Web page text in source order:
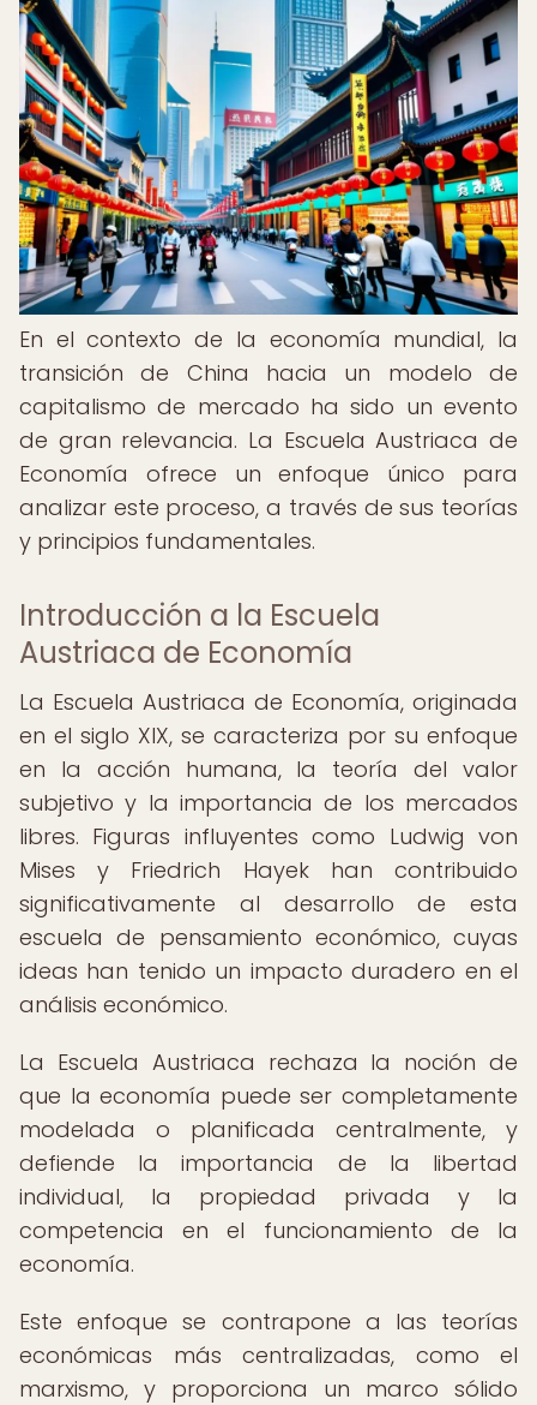
En el contexto de la economía mundial, la
transición de China hacia un modelo de
capitalismo de mercado ha sido un evento
de gran relevancia. La Escuela Austriaca de
Economía ofrece un enfoque único para
analizar este proceso, a través de sus teorías
y principios fundamentales.
Introducción a la Escuela
Austriaca de Economía
La Escuela Austriaca de Economía, originada
en el siglo XIX, se caracteriza por su enfoque
en la acción humana, la teoría del valor
subjetivo y la importancia de los mercados
libres. Figuras influyentes como Ludwig von
Mises y Friedrich Hayek han contribuido
significativamente al desarrollo de esta
escuela de pensamiento económico, cuyas
ideas han tenido un impacto duradero en el
análisis económico.
La Escuela Austriaca rechaza la noción de
que la economía puede ser completamente
modelada o planificada centralmente, y
defiende la importancia de la libertad
individual, la propiedad privada y la
competencia en el funcionamiento de la
economía.
Este enfoque se contrapone a las teorías
económicas más centralizadas, como el
marxismo, y proporciona un marco sólido